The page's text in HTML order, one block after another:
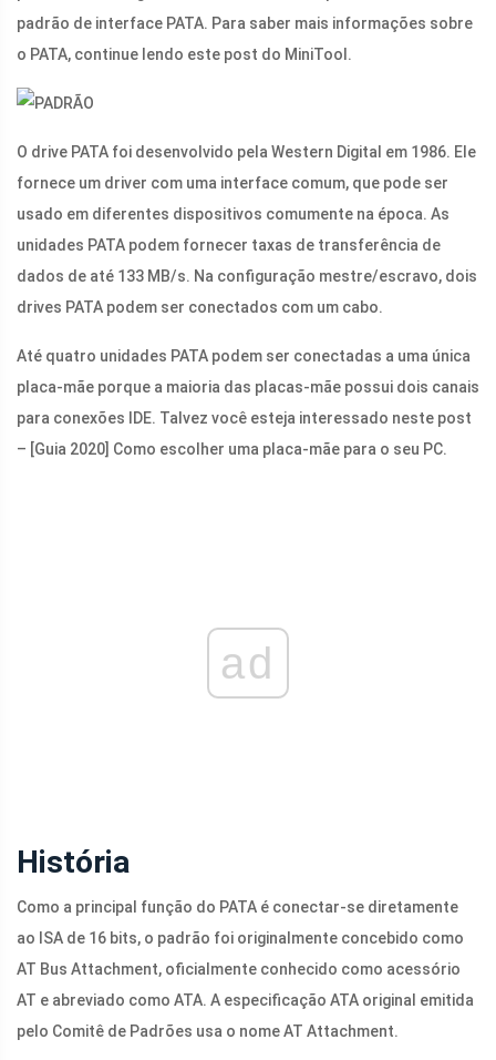
padrão de interface PATA. Para saber mais informações sobre
o PATA, continue lendo este post do MiniTool.
O drive PATA foi desenvolvido pela Western Digital em 1986. Ele
fornece um driver com uma interface comum, que pode ser
usado em diferentes dispositivos comumente na época. As
unidades PATA podem fornecer taxas de transferência de
dados de até 133 MB/s. Na configuração mestre/escravo, dois
drives PATA podem ser conectados com um cabo.
Até quatro unidades PATA podem ser conectadas a uma única
placa-mãe porque a maioria das placas-mãe possui dois canais
para conexões IDE. Talvez você esteja interessado neste post
– [Guia 2020] Como escolher uma placa-mãe para o seu PC.
ad
História
Como a principal função do PATA é conectar-se diretamente
ao ISA de 16 bits, o padrão foi originalmente concebido como
AT Bus Attachment, oficialmente conhecido como acessório
AT e abreviado como ATA. A especificação ATA original emitida
pelo Comitê de Padrões usa o nome AT Attachment.